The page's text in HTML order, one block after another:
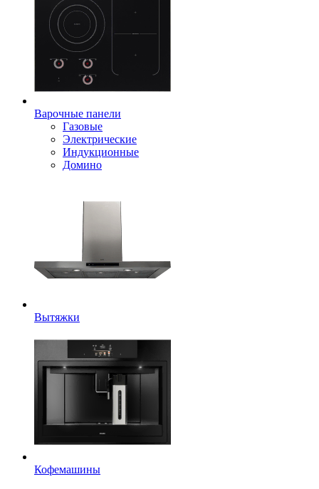
Варочные панели
Газовые
Электрические
Индукционные
Домино
Вытяжки
Кофемашины